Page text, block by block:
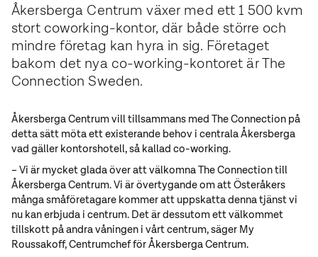
Åkersberga Centrum växer med ett 1 500 kvm
stort coworking-kontor, där både större och
mindre företag kan hyra in sig. Företaget
bakom det nya co-working-kontoret är The
Connection Sweden.
Åkersberga Centrum vill tillsammans med The Connection på
detta sätt möta ett existerande behov i centrala Åkersberga
vad gäller kontorshotell, så kallad co-working.
– Vi är mycket glada över att välkomna The Connection till
Åkersberga Centrum. Vi är övertygande om att Österåkers
många småföretagare kommer att uppskatta denna tjänst vi
nu kan erbjuda i centrum. Det är dessutom ett välkommet
tillskott på andra våningen i vårt centrum, säger My
Roussakoff, Centrumchef för Åkersberga Centrum.